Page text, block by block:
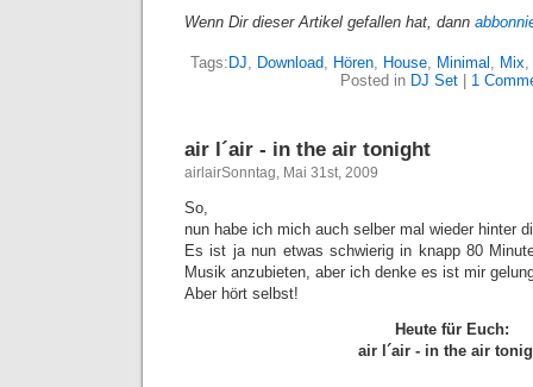
Wenn Dir dieser Artikel gefallen hat, dann
Tags: DJ, Download, Hören, House, Minimal , Mix,
Posted in DJ Set 1
air l´air - in the air tonight
airlairSonntag, Mai 31st, 2009
So,
nun habe ich mich auch selber mal wieder hinter
Es ist ja nun etwas schwierig in knapp 80
Musik anzubieten, aber ich denke es ist mir
Aber hört selbst!
Heute für Euch:
air l´air - in the air